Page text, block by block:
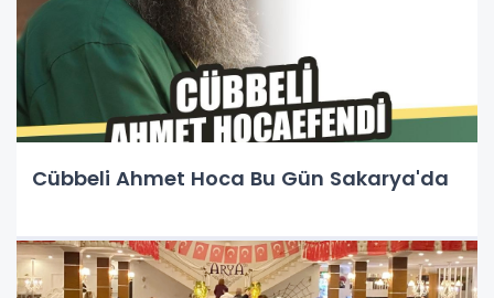
Cübbeli Ahmet Hoca Bu Gün Sakarya'da